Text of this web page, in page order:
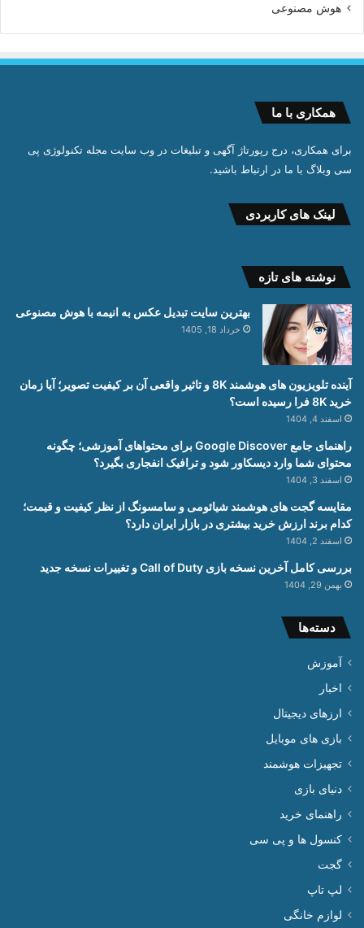
هوش مصنوعی
همکاری با ما
برای همکاری، درج رپورتاژ آگهی و تبلیغات در وب سایت مجله تکنولوژی پی
سی وبلاگ با ما در ارتباط باشید.
لینک های کاربردی
نوشته های تازه
بهترین سایت تبدیل عکس به انیمه با هوش مصنوعی
خرداد 18, 1405
آینده تلویزیون های هوشمند 8K و تاثیر واقعی آن بر کیفیت تصویر؛ آیا زمان
خرید 8K فرا رسیده است؟
اسفند 4, 1404
راهنمای جامع Google Discover برای محتواهای آموزشی؛ چگونه
محتوای شما وارد دیسکاور شود و ترافیک انفجاری بگیرد؟
اسفند 3, 1404
مقایسه گجت های هوشمند شیائومی و سامسونگ از نظر کیفیت و قیمت؛
کدام برند ارزش خرید بیشتری در بازار ایران دارد؟
اسفند 2, 1404
بررسی کامل آخرین نسخه بازی Call of Duty و تغییرات نسخه جدید
بهمن 29, 1404
دسته‌ها
آموزش
اخبار
ارزهای دیجیتال
بازی های موبایل
تجهیزات هوشمند
دنیای بازی
راهنمای خرید
کنسول ها و پی سی
گجت
لپ تاپ
لوازم خانگی